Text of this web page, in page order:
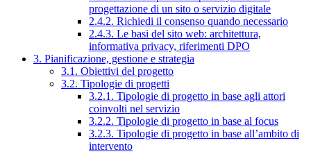
progettazione di un sito o servizio digitale
2.4.2. Richiedi il consenso quando necessario
2.4.3. Le basi del sito web: architettura,
informativa privacy, riferimenti DPO
3. Pianificazione, gestione e strategia
3.1. Obiettivi del progetto
3.2. Tipologie di progetti
3.2.1. Tipologie di progetto in base agli attori
coinvolti nel servizio
3.2.2. Tipologie di progetto in base al focus
3.2.3. Tipologie di progetto in base all’ambito di
intervento